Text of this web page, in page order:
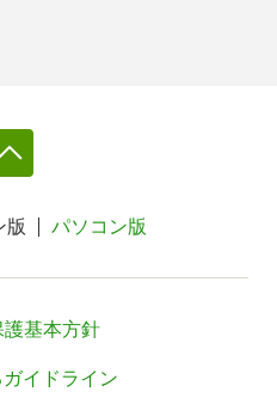
版 パソコン版
基本方針
イドライン